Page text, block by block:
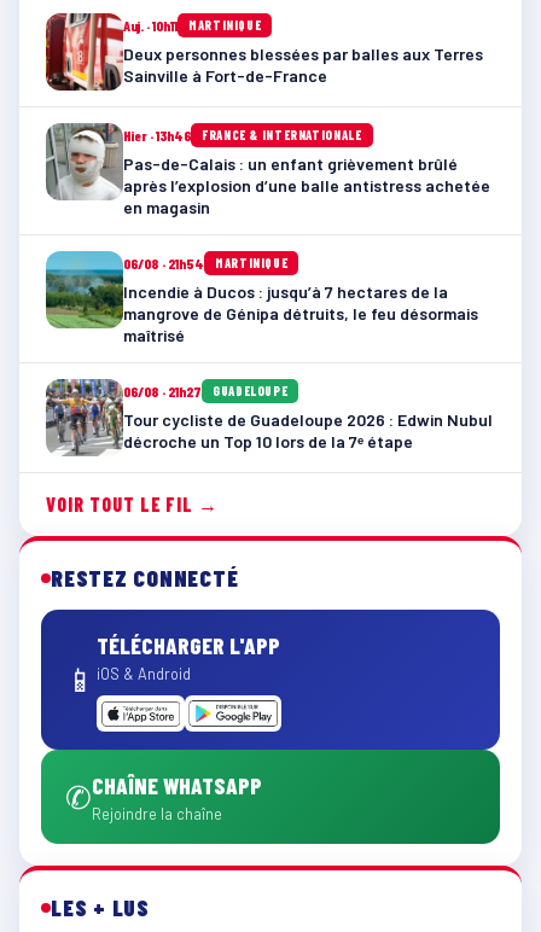
Auj. · 10h11 MARTINIQUE
Deux personnes blessées par balles aux Terres
Sainville à Fort-de-France
Hier · 13h46 FRANCE & INTERNATIONALE
Pas-de-Calais : un enfant grièvement brûlé
après l’explosion d’une balle antistress achetée
en magasin
06/08 · 21h54 MARTINIQUE
Incendie à Ducos : jusqu’à 7 hectares de la
mangrove de Génipa détruits, le feu désormais
maîtrisé
06/08 · 21h27 GUADELOUPE
Tour cycliste de Guadeloupe 2026 : Edwin Nubul
décroche un Top 10 lors de la 7ᵉ étape
VOIR TOUT LE FIL →
RESTEZ CONNECTÉ
📱
TÉLÉCHARGER L'APP
iOS & Android
✆CHAÎNE WHATSAPP
Rejoindre la chaîne
LES + LUS